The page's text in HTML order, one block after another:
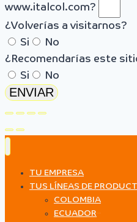
www.italcol.com?
¿Volverías a visitarnos?
Si
No
¿Recomendarías este
Si
No
ENVIAR
TU EMPRESA
TUS LÍNEAS DE
COLOMBIA
ECUADOR